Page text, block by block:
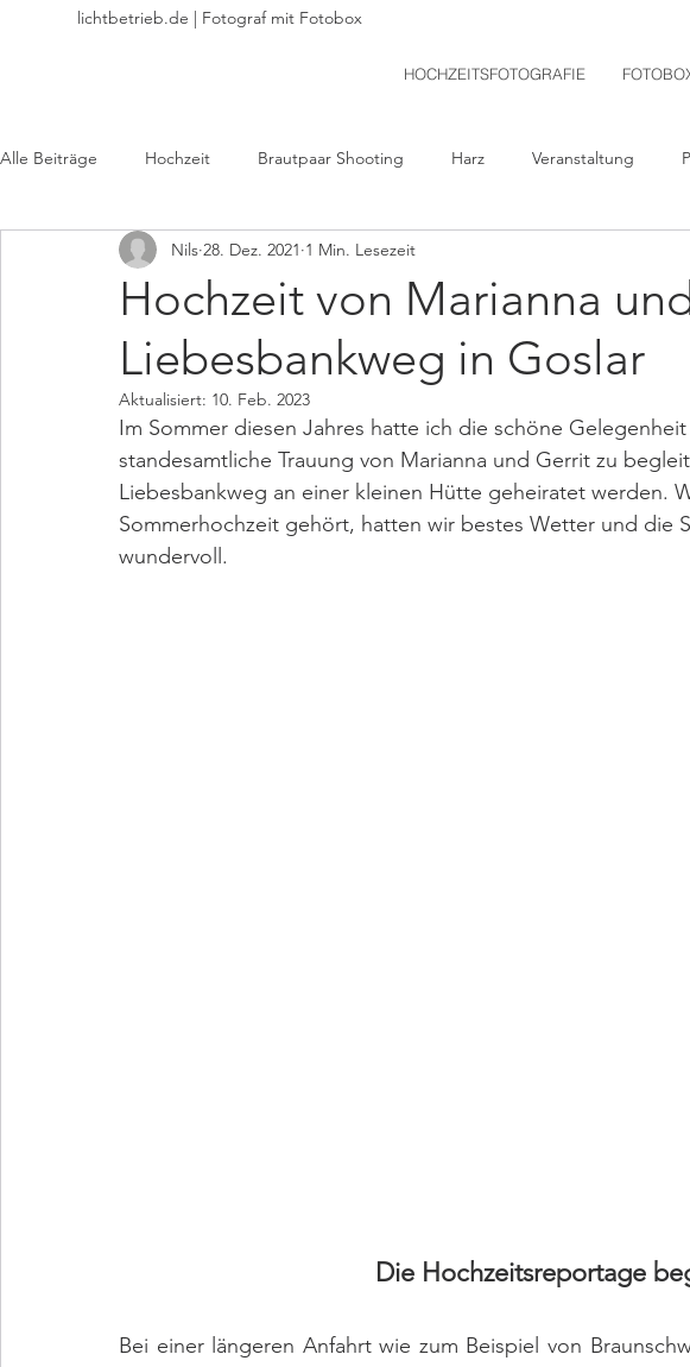
lichtbetrieb.de | Fotograf mit Fotobox
HOCHZEITSFOTOGRAFIE
Alle Beiträge Hochzeit Brautpaar Shooting Harz Veranstaltung
Braunschweig Freie Trauung Hildesheim
Standesamtliche Hochzeit Portrait
Riddagshausen
Sektempfang Celle Helmstedt Königslutter
Hochzeit von Marianna
Liebesbankweg in Goslar
Nils 28. Dez. 2021 1 Min. Lesezeit
Aktualisiert: 10. Feb. 2023
Im Sommer diesen Jahres hatte ich die schöne
standesamtliche Trauung von Marianna und Gerrit zu
Liebesbankweg an einer kleinen Hütte geheiratet werden.
Sommerhochzeit gehört, hatten wir bestes Wetter und die
wundervoll.
Die Hochzeitsreportage
Bei einer längeren Anfahrt wie zum Beispiel von